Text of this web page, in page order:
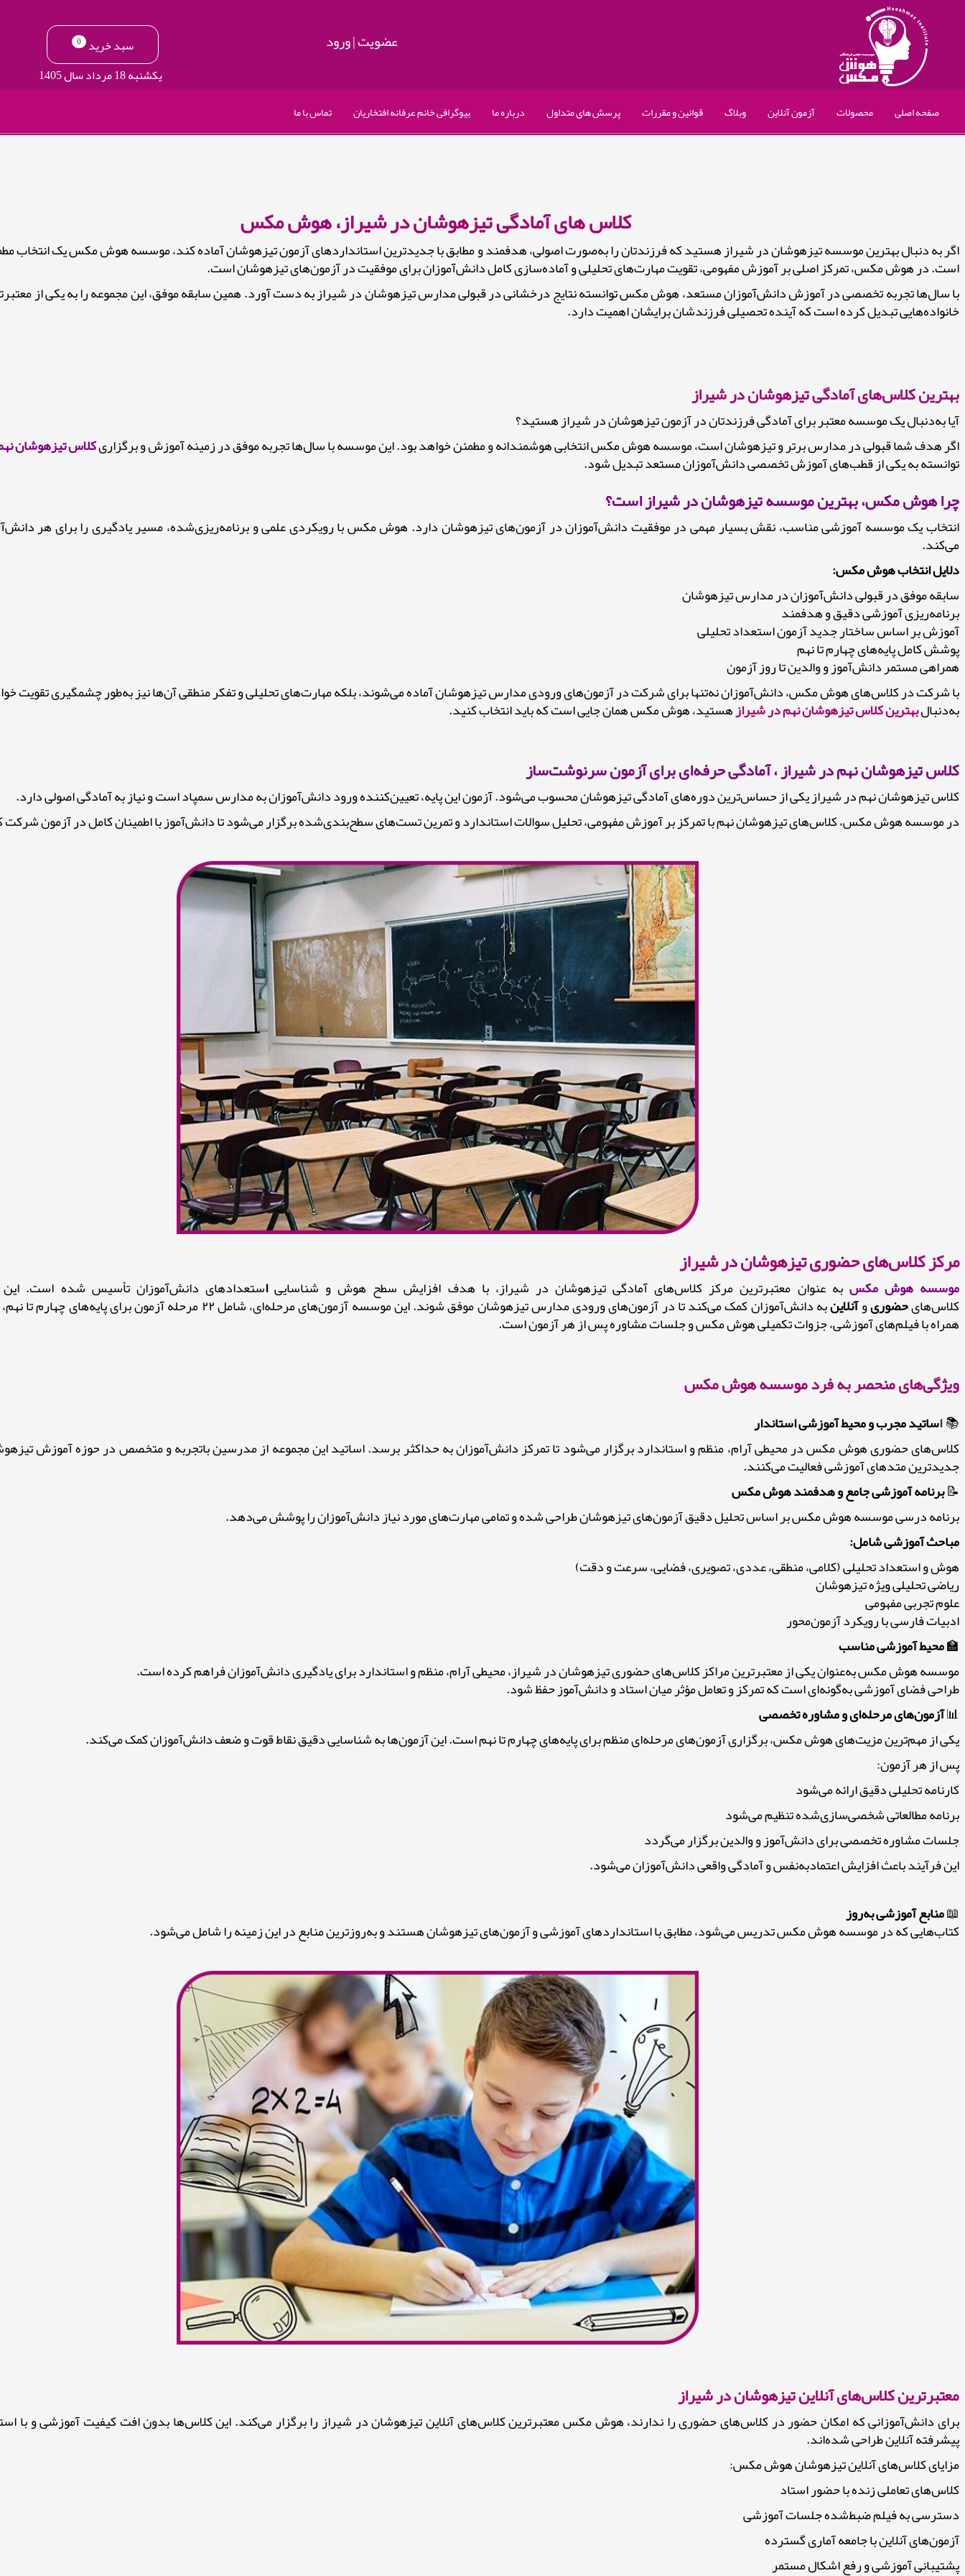
عضویت|ورود سبد خرید 0
یکشنبه 18 مرداد سال 1405
صفحه اصلی محصولات آزمون آنلاین وبلاگ قوانین و مقررات پرسش های متداول درباره ما بیوگرافی خانم عرفانه افتخاریان تماس با ما
کلاس های آمادگی تیزهوشان در شیراز، هوش مکس
اگر به دنبال بهترین موسسه تیزهوشان در شیراز هستید که فرزندتان را به‌صورت اصولی، هدفمند و مطابق با جدیدترین استانداردهای آزمون تیزهوشان آماده کند، موسسه هوش مکس یک انتخاب
است. در هوش مکس، تمرکز اصلی بر آموزش مفهومی، تقویت مهارت‌های تحلیلی و آماده‌سازی کامل دانش‌آموزان برای موفقیت در آزمون‌های تیزهوشان است.
با سال‌ها تجربه تخصصی در آموزش دانش‌آموزان مستعد، هوش مکس توانسته نتایج درخشانی در قبولی مدارس تیزهوشان در شیراز به دست آورد. همین سابقه موفق، این مجموعه را به یکی از
خانواده‌هایی تبدیل کرده است که آینده تحصیلی فرزندشان برایشان اهمیت دارد.
بهترین کلاس‌های آمادگی تیزهوشان در شیراز
آیا به‌دنبال یک موسسه معتبر برای آمادگی فرزندتان در آزمون تیزهوشان در شیراز هستید؟
اگر هدف شما قبولی در مدارس برتر و تیزهوشان است، موسسه هوش مکس انتخابی هوشمندانه و مطمئن خواهد بود. این موسسه با سال‌ها تجربه موفق در زمینه آموزش و برگزاریکلاس تیزهوشان
توانسته به یکی از قطب‌های آموزش تخصصی دانش‌آموزان مستعد تبدیل شود.
چرا هوش مکس، بهترین موسسه تیزهوشان در شیراز است؟
انتخاب یک موسسه آموزشی مناسب، نقش بسیار مهمی در موفقیت دانش‌آموزان در آزمون‌های تیزهوشان دارد. هوش مکس با رویکردی علمی و برنامه‌ریزی‌شده، مسیر یادگیری را برای هر
می‌کند.
دلایل انتخاب هوش مکس:
سابقه موفق در قبولی دانش‌آموزان در مدارس تیزهوشان
برنامه‌ریزی آموزشی دقیق و هدفمند
آموزش بر اساس ساختار جدید آزمون استعداد تحلیلی
پوشش کامل پایه‌های چهارم تا نهم
همراهی مستمر دانش‌آموز و والدین تا روز آزمون
با شرکت در کلاس‌های هوش مکس، دانش‌آموزان نه‌تنها برای شرکت در آزمون‌های ورودی مدارس تیزهوشان آماده می‌شوند، بلکه مهارت‌های تحلیلی و تفکر منطقی آن‌ها نیز به‌طور چشمگیری تقویت
به‌دنبالبهترین کلاس تیزهوشان نهم در شیرازهستید، هوش مکس همان جایی است که باید انتخاب کنید.
کلاس تیزهوشان نهم در شیراز ، آمادگی حرفه‌ای برای آزمون سرنوشت‌ساز
کلاس تیزهوشان نهم در شیراز یکی از حساس‌ترین دوره‌های آمادگی تیزهوشان محسوب می‌شود. آزمون این پایه، تعیین‌کننده ورود دانش‌آموزان به مدارس سمپاد است و نیاز به آمادگی اصولی دارد.
در موسسه هوش مکس، کلاس‌های تیزهوشان نهم با تمرکز بر آموزش مفهومی، تحلیل سوالات استاندارد و تمرین تست‌های سطح‌بندی‌شده برگزار می‌شود تا دانش‌آموز با اطمینان کامل در آزمون
مرکز کلاس‌های حضوری تیزهوشان در شیراز
موسسه هوش مکس به عنوان معتبرترین مرکز کلاس‌های آمادگی تیزهوشان در شیراز، با هدف افزایش سطح هوش و شناساییاستعدادهای دانش‌آموزان تأسیس شده است. این
کلاس‌هایحضوریوآنلاین به دانش‌آموزان کمک می‌کند تا در آزمون‌های ورودی مدارس تیزهوشان موفق شوند. این موسسه آزمون‌های مرحله‌ای، شامل ۲۲
همراه با فیلم‌های آموزشی، جزوات تکمیلی هوش مکس و جلسات مشاوره پس از هر آزمون است.
ویژگی‌های منحصر به فرد موسسه هوش مکس
📚اساتید مجرب و محیط آموزشی استاندار
کلاس‌های حضوری هوش مکس در محیطی آرام، منظم و استاندارد برگزار می‌شود تا تمرکز دانش‌آموزان به حداکثر برسد. اساتید این مجموعه از مدرسین باتجربه و متخصص در حوزه آموزش
جدیدترین متدهای آموزشی فعالیت می‌کنند.
📝برنامه آموزشی جامع و هدفمند هوش مکس
برنامه درسی موسسه هوش مکس بر اساس تحلیل دقیق آزمون‌های تیزهوشان طراحی شده و تمامی مهارت‌های مورد نیاز دانش‌آموزان را پوشش می‌دهد.
مباحث آموزشی شامل:
هوش و استعداد تحلیلی (کلامی، منطقی، عددی، تصویری، فضایی، سرعت و دقت)
ریاضی تحلیلی ویژه تیزهوشان
علوم تجربی مفهومی
ادبیات فارسی با رویکرد آزمون‌محور
🏫محیط آموزشی مناسب
موسسه هوش مکس به‌عنوان یکی از معتبرترین مراکز کلاس‌های حضوری تیزهوشان در شیراز، محیطی آرام، منظم و استاندارد برای یادگیری دانش‌آموزان فراهم کرده است.
طراحی فضای آموزشی به‌گونه‌ای است که تمرکز و تعامل مؤثر میان استاد و دانش‌آموز حفظ شود.
📊آزمون‌های مرحله‌ای و مشاوره تخصصی
یکی از مهم‌ترین مزیت‌های هوش مکس، برگزاری آزمون‌های مرحله‌ای منظم برای پایه‌های چهارم تا نهم است. این آزمون‌ها به شناسایی دقیق نقاط قوت و ضعف دانش‌آموزان کمک می‌کند.
پس از هر آزمون:
کارنامه تحلیلی دقیق ارائه می‌شود
برنامه مطالعاتی شخصی‌سازی‌شده تنظیم می‌شود
جلسات مشاوره تخصصی برای دانش‌آموز و والدین برگزار می‌گردد
این فرآیند باعث افزایش اعتمادبه‌نفس و آمادگی واقعی دانش‌آموزان می‌شود.
📖منابع آموزشی به‌روز
کتاب‌هایی که در موسسه هوش مکس تدریس می‌شود، مطابق با استانداردهای آموزشی و آزمون‌های تیزهوشان هستند و به‌روزترین منابع در این زمینه را شامل می‌شود.
معتبرترین کلاس‌های آنلاین تیزهوشان در شیراز
برای دانش‌آموزانی که امکان حضور در کلاس‌های حضوری را ندارند، هوش مکس معتبرترین کلاس‌های آنلاین تیزهوشان در شیراز را برگزار می‌کند. این کلاس‌ها بدون افت کیفیت آموزشی و با
پیشرفته آنلاین طراحی شده‌اند.
مزایای کلاس‌های آنلاین تیزهوشان هوش مکس:
کلاس‌های تعاملی زنده با حضور استاد
دسترسی به فیلم ضبط‌شده جلسات آموزشی
آزمون‌های آنلاین با جامعه آماری گسترده
پشتیبانی آموزشی و رفع اشکال مستمر